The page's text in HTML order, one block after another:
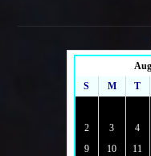
S
M T
2
3 4
9
10 11